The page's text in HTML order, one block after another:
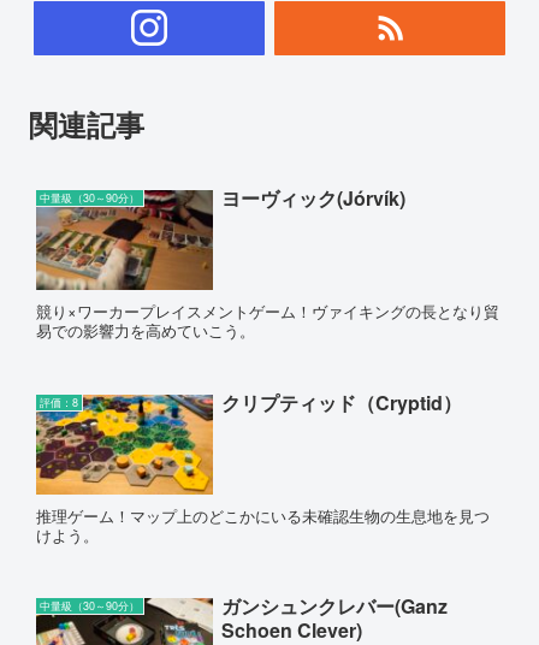
関連記事
中量級（30～90分） ヨーヴィック(Jórvík)
競り×ワーカープレイスメントゲーム！ヴァイキングの長となり貿
易での影響力を高めていこう。
評価：8 クリプティッド（Cryptid）
推理ゲーム！マップ上のどこかにいる未確認生物の生息地を見つ
けよう。
中量級（30～90分）
ガンシュンクレバー(Ganz
Schoen Clever)